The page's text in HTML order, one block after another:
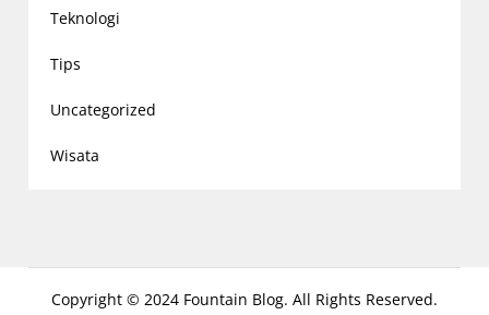
Teknologi
Tips
Uncategorized
Wisata
Copyright © 2024 Fountain Blog. All Rights Reserved.